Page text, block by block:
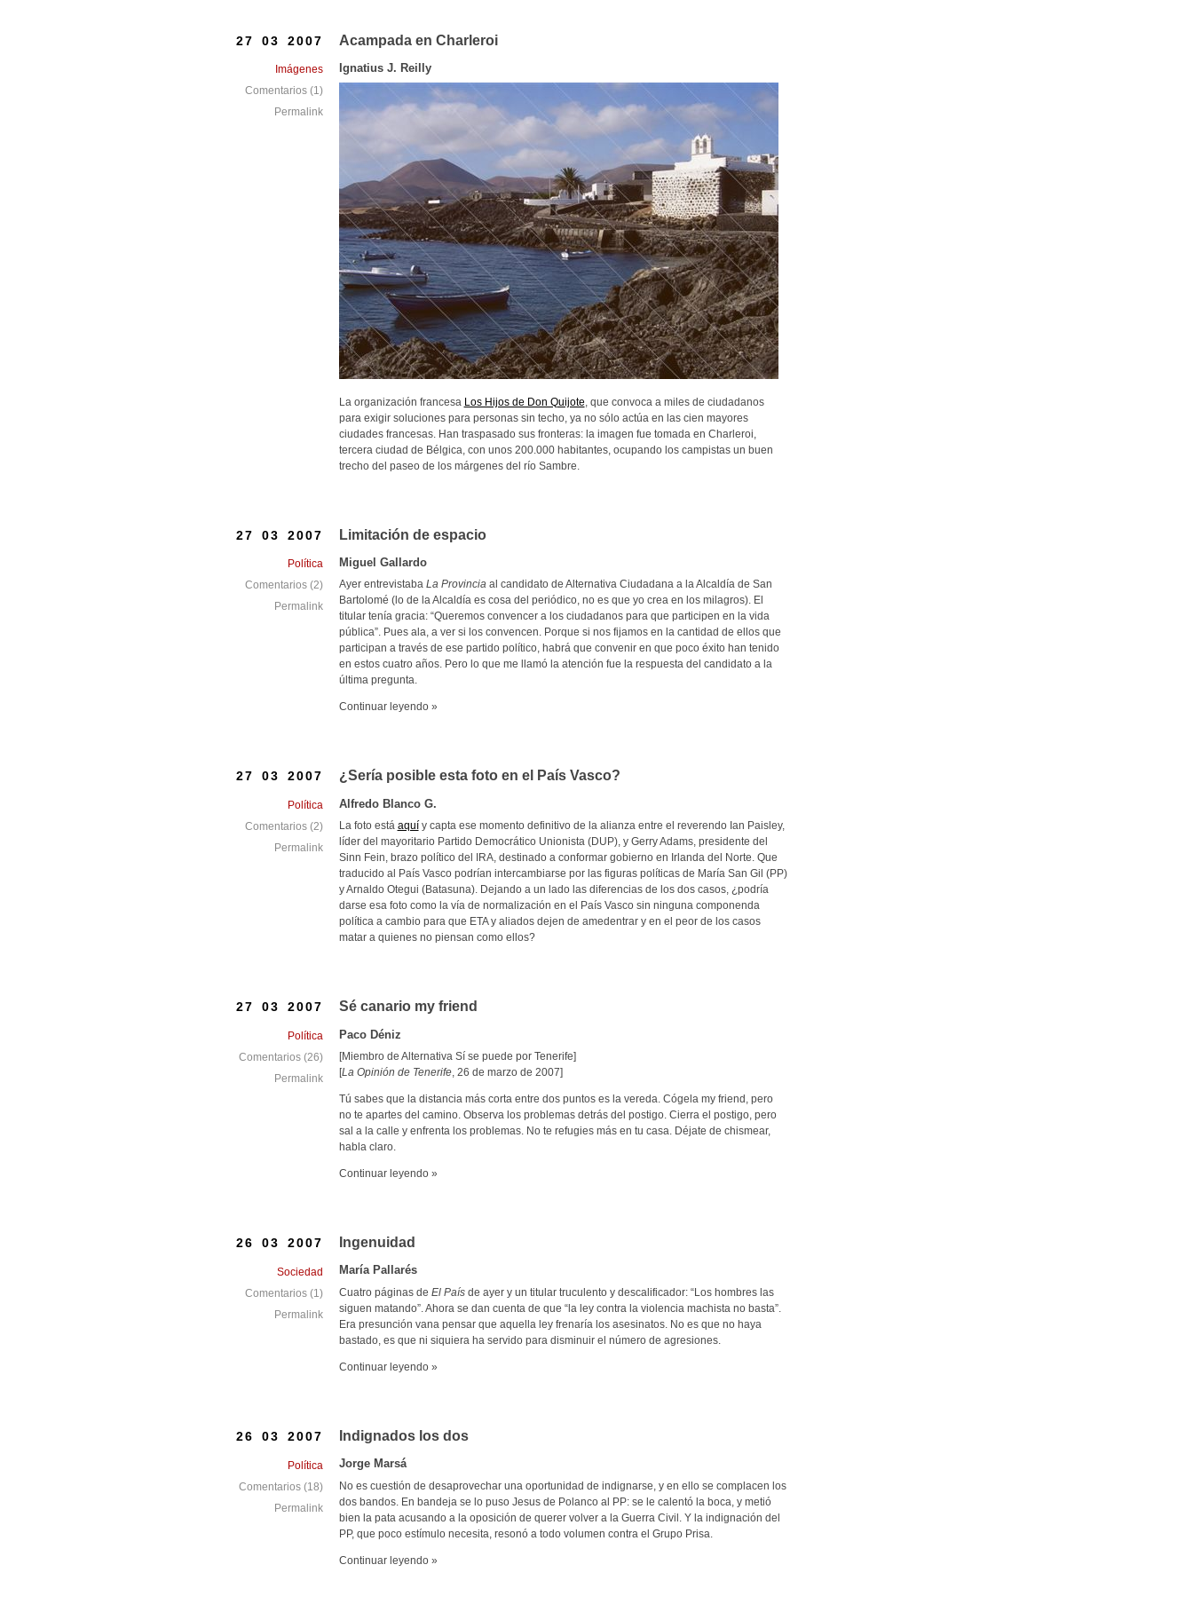
Acampada en Charleroi
Ignatius J. Reilly
La organización francesa Los Hijos de Don Quijote , que convoca a miles de ciudadanos
para exigir soluciones para personas sin techo, ya no sólo actúa en las cien mayores
ciudades francesas. Han traspasado sus fronteras: la imagen fue tomada en Charleroi,
tercera ciudad de Bélgica, con unos 200.000 habitantes, ocupando los campistas un buen
trecho del paseo de los márgenes del río Sambre.
27 03 2007
Imágenes
Comentarios (1)
Permalink
Limitación de espacio
Miguel Gallardo
Ayer entrevistaba La Provinciaal candidato de Alternativa Ciudadana a la Alcaldía de San
Bartolomé (lo de la Alcaldía es cosa del periódico, no es que yo crea en los milagros). El
titular tenía gracia: “Queremos convencer a los ciudadanos para que participen en la vida
pública”. Pues ala, a ver si los convencen. Porque si nos fijamos en la cantidad de ellos que
participan a través de ese partido político, habrá que convenir en que poco éxito han tenido
en estos cuatro años. Pero lo que me llamó la atención fue la respuesta del candidato a la
última pregunta.
Continuar leyendo »
27 03 2007
Política
Comentarios (2)
Permalink
¿Sería posible esta foto en el País Vasco?
Alfredo Blanco G.
La foto está aquíy capta ese momento definitivo de la alianza entre el reverendo Ian Paisley,
líder del mayoritario Partido Democrático Unionista (DUP), y Gerry Adams, presidente del
Sinn Fein, brazo político del IRA, destinado a conformar gobierno en Irlanda del Norte. Que
traducido al País Vasco podrían intercambiarse por las figuras políticas de María San Gil (PP)
y Arnaldo Otegui (Batasuna). Dejando a un lado las diferencias de los dos casos, ¿podría
darse esa foto como la vía de normalización en el País Vasco sin ninguna componenda
política a cambio para que ETA y aliados dejen de amedentrar y en el peor de los casos
matar a quienes no piensan como ellos?
27 03 2007
Política
Comentarios (2)
Permalink
Sé canario my friend
Paco Déniz
[Miembro de Alternativa Sí se puede por Tenerife]
[La Opinión de Tenerife, 26 de marzo de 2007]
Tú sabes que la distancia más corta entre dos puntos es la vereda. Cógela my friend, pero
no te apartes del camino. Observa los problemas detrás del postigo. Cierra el postigo, pero
sal a la calle y enfrenta los problemas. No te refugies más en tu casa. Déjate de chismear,
habla claro.
Continuar leyendo »
27 03 2007
Política
Comentarios (26)
Permalink
Ingenuidad
María Pallarés
Cuatro páginas de El Paísde ayer y un titular truculento y descalificador: “Los hombres las
siguen matando”. Ahora se dan cuenta de que “la ley contra la violencia machista no basta”.
Era presunción vana pensar que aquella ley frenaría los asesinatos. No es que no haya
bastado, es que ni siquiera ha servido para disminuir el número de agresiones.
Continuar leyendo »
26 03 2007
Sociedad
Comentarios (1)
Permalink
Indignados los dos
Jorge Marsá
No es cuestión de desaprovechar una oportunidad de indignarse, y en ello se complacen los
dos bandos. En bandeja se lo puso Jesus de Polanco al PP: se le calentó la boca, y metió
bien la pata acusando a la oposición de querer volver a la Guerra Civil. Y la indignación del
PP, que poco estímulo necesita, resonó a todo volumen contra el Grupo Prisa.
Continuar leyendo »
26 03 2007
Política
Comentarios (18)
Permalink